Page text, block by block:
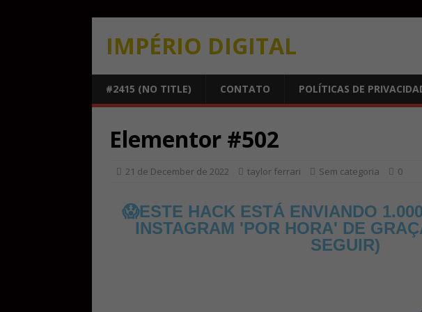
IMPÉRIO DIGITAL
#2415 (NO TITLE) CONTATO POLÍTICAS DE
Elementor #502
21 de December de 2022 taylor ferrari Sem categoria 0
😱ESTE HACK ESTÁ ENVIANDO
INSTAGRAM 'POR HORA' DE
SEGUIR)